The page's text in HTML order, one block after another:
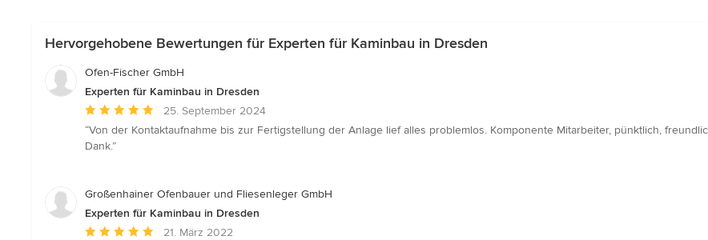
Hervorgehobene Bewertungen für Experten für Kaminbau in Dresden
Ofen-Fischer GmbH
Experten für Kaminbau in Dresden
Durchschnittliche
Bewertung:
5
Sternen
25. September 2024
“Von der Kontaktaufnahme bis zur Fertigstellung der Anlage lief alles problemlos. Komponente Mitarbeiter, pünktlich,
Dank.”
Großenhainer Ofenbauer und Fliesenleger GmbH
Experten für Kaminbau in Dresden
Durchschnittliche21. März 2022